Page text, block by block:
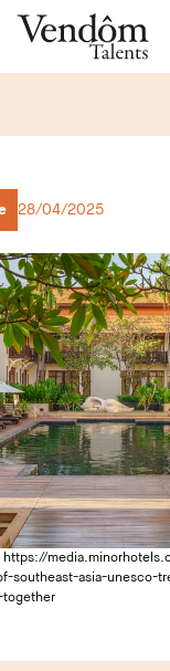
28/04/2025
https://
southeast-asia-unesco-
together